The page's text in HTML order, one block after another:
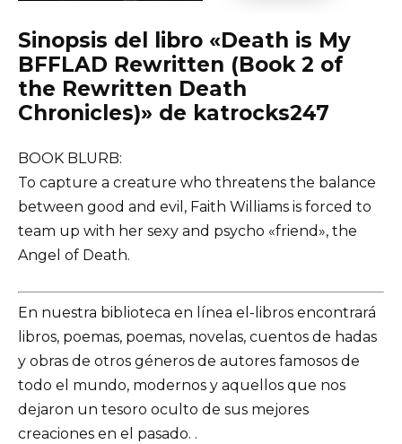
Sinopsis del libro «Death is My
BFFLAD Rewritten (Book 2 of
the Rewritten Death
Chronicles)» de katrocks247
BOOK BLURB:
To capture a creature who threatens the balance
between good and evil, Faith Williams is forced to
team up with her sexy and psycho «friend», the
Angel of Death.
En nuestra biblioteca en línea el-libros encontrará
libros, poemas, poemas, novelas, cuentos de hadas
y obras de otros géneros de autores famosos de
todo el mundo, modernos y aquellos que nos
dejaron un tesoro oculto de sus mejores
creaciones en el pasado. .